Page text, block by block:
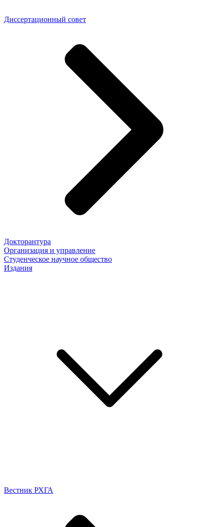
Диссертационный совет
Докторантура
Организация и управление
Студенческое научное общество
Издания
Вестник РХГА